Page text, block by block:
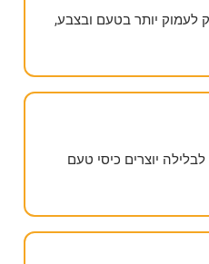
לעמוק יותר בטעם ובצבע,
יוצרים כיסי טעם